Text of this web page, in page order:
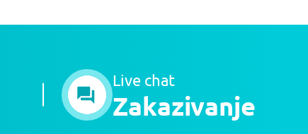
Live chat
Zakazivanje